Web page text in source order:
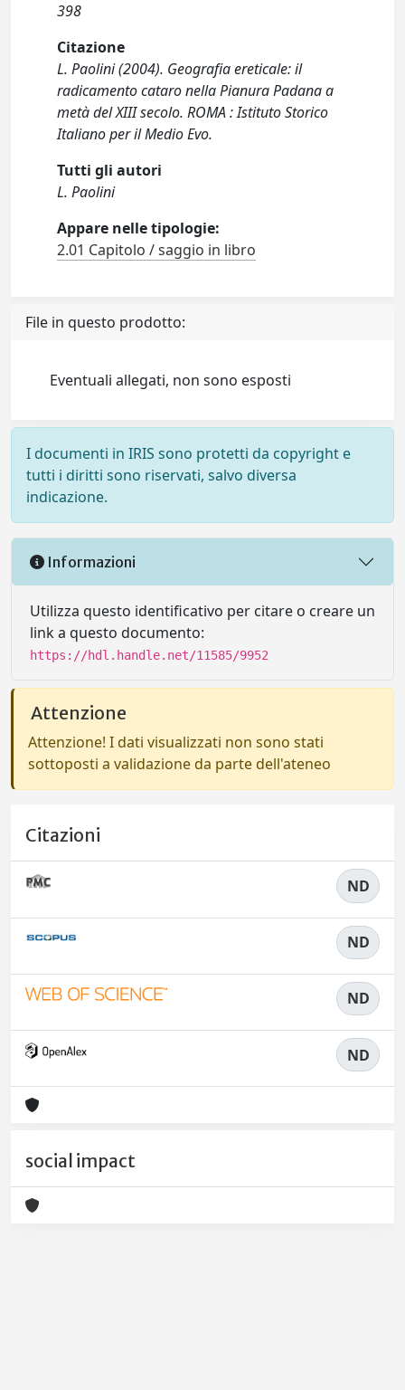
398
Citazione
L. Paolini (2004). Geografia ereticale: il
radicamento cataro nella Pianura Padana a
metà del XIII secolo. ROMA : Istituto Storico
Italiano per il Medio Evo.
Tutti gli autori
L. Paolini
Appare nelle tipologie:
2.01 Capitolo / saggio in libro
File in questo prodotto:
Eventuali allegati, non sono esposti
I documenti in IRIS sono protetti da copyright e
tutti i diritti sono riservati, salvo diversa
indicazione.
Informazioni
Utilizza questo identificativo per citare o creare un
link a questo documento:
https://hdl.handle.net/11585/9952
Attenzione
Attenzione! I dati visualizzati non sono stati
sottoposti a validazione da parte dell'ateneo
Citazioni
ND
ND
ND
ND
social impact